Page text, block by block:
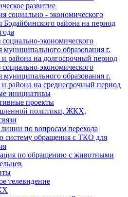
развитие
социально - экономического
Бодайбинского района на период
экономического
муниципального образования г.
и района на долгосрочный период
экономического
муниципального образования г.
и района на среднесрочный период
инициативы
проекты
политики, ЖКХ,
по вопросам перехода
систему обращения с ТКО для
по обращению с животными
телевидение